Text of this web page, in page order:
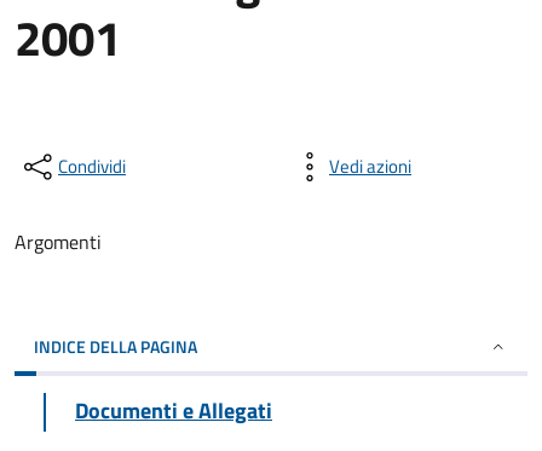
2001
Condividi Vedi azioni
Argomenti
INDICE DELLA PAGINA
Documenti e Allegati